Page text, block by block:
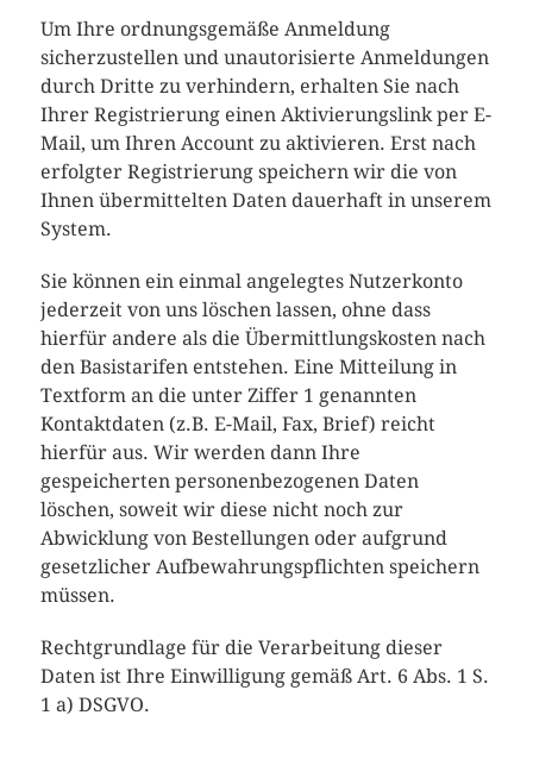
Um Ihre ordnungsgemäße Anmeldung
sicherzustellen und unautorisierte Anmeldungen
durch Dritte zu verhindern, erhalten Sie nach
Ihrer Registrierung einen Aktivierungslink per E-
Mail, um Ihren Account zu aktivieren. Erst nach
erfolgter Registrierung speichern wir die von
Ihnen übermittelten Daten dauerhaft in unserem
System.
Sie können ein einmal angelegtes Nutzerkonto
jederzeit von uns löschen lassen, ohne dass
hierfür andere als die Übermittlungskosten nach
den Basistarifen entstehen. Eine Mitteilung in
Textform an die unter Ziffer 1 genannten
Kontaktdaten (z.B. E-Mail, Fax, Brief) reicht
hierfür aus. Wir werden dann Ihre
gespeicherten personenbezogenen Daten
löschen, soweit wir diese nicht noch zur
Abwicklung von Bestellungen oder aufgrund
gesetzlicher Aufbewahrungspflichten speichern
müssen.
Rechtgrundlage für die Verarbeitung dieser
Daten ist Ihre Einwilligung gemäß Art. 6 Abs. 1 S.
1 a) DSGVO.